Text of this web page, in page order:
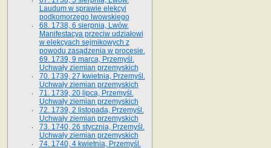
Laudum w sprawie elekcyi
podkomorzego lwowskiego
68. 1738, 6 sierpnia, Lwów.
Manifestacya przeciw udziałowi
w elekcyach sejmikowych z
powodu zasądzenia w procesie.
69. 1739, 9 marca, Przemyśl.
Uchwały ziemian przemyskich
70. 1739, 27 kwietnia, Przemyśl.
Uchwały ziemian przemyskich
71. 1739, 20 lipca, Przemyśl.
Uchwały ziemian przemyskich
72. 1739, 2 listopada, Przemyśl.
Uchwały ziemian przemyskich
73. 1740, 26 stycznia, Przemyśl.
Uchwały ziemian przemyskich
74. 1740, 4 kwietnia, Przemyśl.